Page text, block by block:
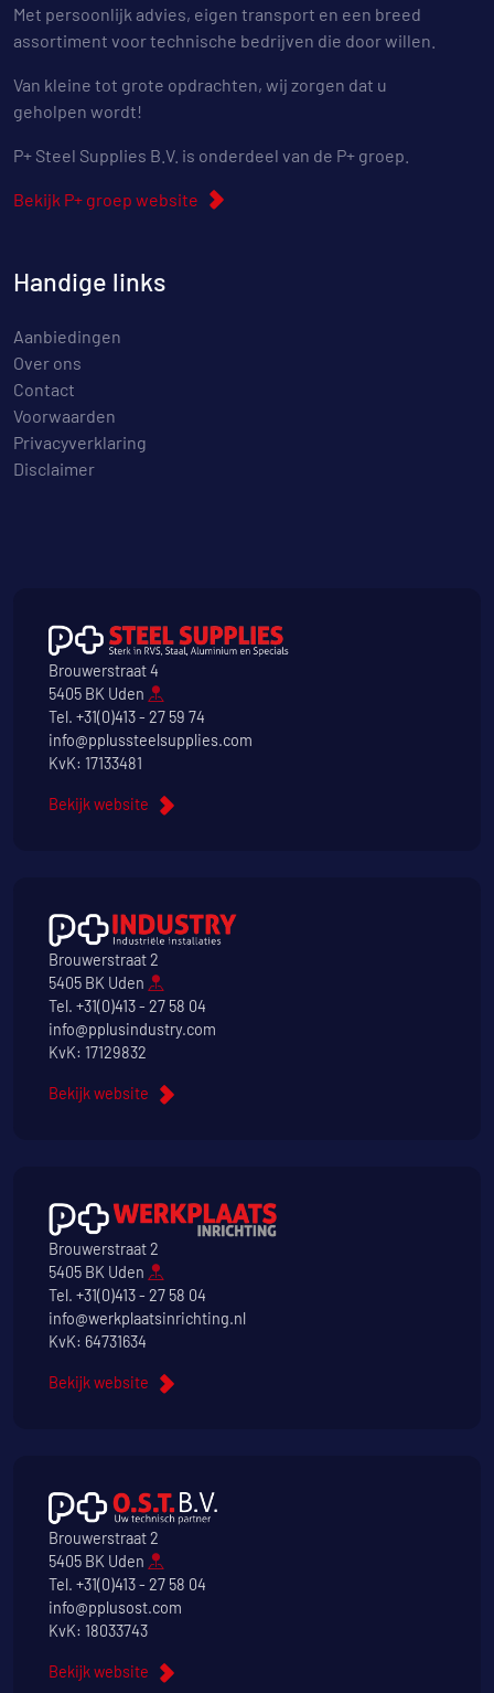
Met persoonlijk advies, eigen transport en een breed
assortiment voor technische bedrijven die door willen.
Van kleine tot grote opdrachten, wij zorgen dat u
geholpen wordt!
P+ Steel Supplies B.V. is onderdeel van de P+ groep.
Bekijk P+ groep website
Handige links
Aanbiedingen
Over ons
Contact
Voorwaarden
Privacyverklaring
Disclaimer
Brouwerstraat 4
5405 BK Uden
Tel. +31(0)413 - 27 59 74
info@pplussteelsupplies.com
KvK: 17133481
Bekijk website
Brouwerstraat 2
5405 BK Uden
Tel. +31(0)413 - 27 58 04
info@pplusindustry.com
KvK: 17129832
Bekijk website
Brouwerstraat 2
5405 BK Uden
Tel. +31(0)413 - 27 58 04
info@werkplaatsinrichting.nl
KvK: 64731634
Bekijk website
Brouwerstraat 2
5405 BK Uden
Tel. +31(0)413 - 27 58 04
info@pplusost.com
KvK: 18033743
Bekijk website